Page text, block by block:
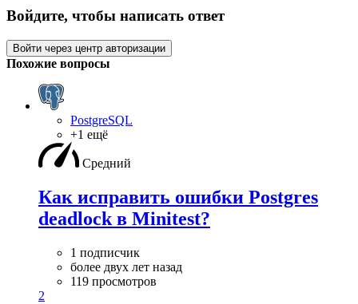
Войдите, чтобы написать ответ
Войти через центр авторизации
Похожие вопросы
PostgreSQL
+1 ещё
Средний
Как исправить ошибки Postgres
deadlock в Minitest?
1 подписчик
более двух лет назад
119 просмотров
2